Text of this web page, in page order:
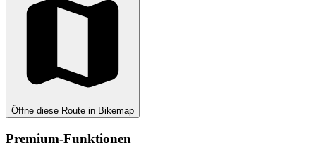
Öffne diese Route in Bikemap
Premium-Funktionen